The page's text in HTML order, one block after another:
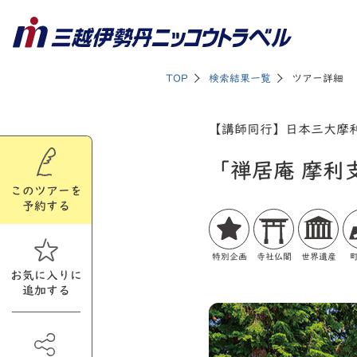
このツアーを
予約する
お気に入りに
追加する
TOP 検索結果一覧 ツアー詳細
【講師同行】日本三大
「禅居庵 摩
特別企画 寺社仏閣 世界遺産